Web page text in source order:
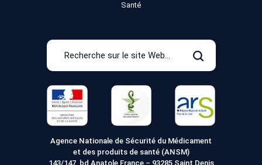
Santé
Recherche
le
site
Web
Rechercher
Agence Nationale de Sécurité du Médicament
et des produits de santé (ANSM)
143/147, bd Anatole France – 93285 Saint Denis